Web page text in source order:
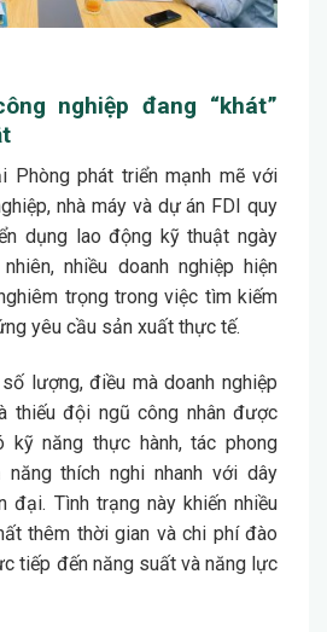
nghiệp đang “khát”
Phòng phát triển mạnh mẽ với
nhà máy và dự án FDI quy
dụng lao động kỹ thuật ngày
nhiều doanh nghiệp hiện
trọng trong việc tìm kiếm
yêu cầu sản xuất thực tế.
lượng, điều mà doanh nghiệp
thiếu đội ngũ công nhân được
năng thực hành, tác phong
thích nghi nhanh với dây
đại. Tình trạng này khiến nhiều
thêm thời gian và chi phí đào
tiếp đến năng suất và năng lực